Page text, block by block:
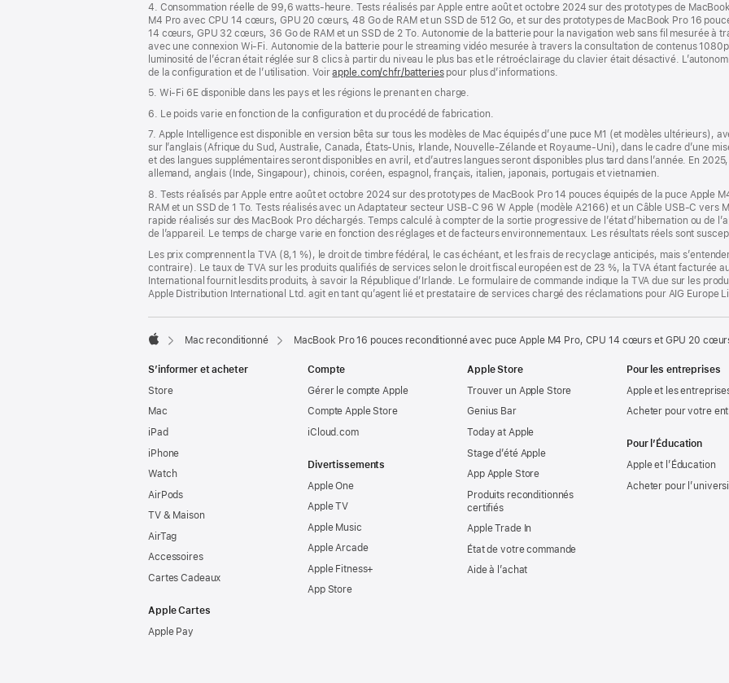
4. Consommation réelle de 99,6 watts‑heure. Tests réalisés par Apple entre août et octobre 2024 sur des prototypes de
M4 Pro avec CPU 14 cœurs, GPU 20 cœurs, 48 Go de RAM et un SSD de 512 Go, et sur des prototypes de MacBook Pro 16
14 cœurs, GPU 32 cœurs, 36 Go de RAM et un SSD de 2 To. Autonomie de la batterie pour la navigation web sans fil mesurée à
avec une connexion Wi-Fi. Autonomie de la batterie pour le streaming vidéo mesurée à travers la consultation de contenus
luminosité de l’écran était réglée sur 8 clics à partir du niveau le plus bas et le rétroéclairage du clavier était désactivé.
de la configuration et de l’utilisation. Voirapple.com/chfr/batteriespour plus d’informations.
5. Wi-Fi 6E disponible dans les pays et les régions le prenant en charge.
6. Le poids varie en fonction de la configuration et du procédé de fabrication.
7. Apple Intelligence est disponible en version bêta sur tous les modèles de Mac équipés d’une puce M1 (et modèles ultérieurs),
sur l’anglais (Afrique du Sud, Australie, Canada, États-Unis, Irlande, Nouvelle-Zélande et Royaume-Uni), dans le cadre d’une
et des langues supplémentaires seront disponibles en avril, et d’autres langues seront disponibles plus tard dans l’année. En
allemand, anglais (Inde, Singapour), chinois, coréen, espagnol, français, italien, japonais, portugais et vietnamien.
8. Tests réalisés par Apple entre août et octobre 2024 sur des prototypes de MacBook Pro 14 pouces équipés de la puce Apple
RAM et un SSD de 1 To. Tests réalisés avec un Adaptateur secteur USB-C 96 W Apple (modèle A2166) et un Câble USB-C vers
rapide réalisés sur des MacBook Pro déchargés. Temps calculé à compter de la sortie progressive de l’état d’hibernation ou de
de l’appareil. Le temps de charge varie en fonction des réglages et de facteurs environnementaux. Les résultats réels sont
Les prix comprennent la TVA (8,1 %), le droit de timbre fédéral, le cas échéant, et les frais de recyclage anticipés, mais
contraire). Le taux de TVA sur les produits qualifiés de services selon le droit fiscal européen est de 23 %, la TVA étant facturée
International fournit lesdits produits, à savoir la République d’Irlande. Le formulaire de commande indique la TVA due sur les
Apple Distribution International Ltd. agit en tant qu’agent lié et prestataire de services chargé des réclamations pour AIG Europe
Mac reconditionné MacBook Pro 16 pouces reconditionné avec puce Apple M4 Pro, CPU 14 cœurs et GPU 20
S’informer et acheter
Store
Mac
iPad
iPhone
Watch
AirPods
TV & Maison
AirTag
Accessoires
Cartes Cadeaux
Apple Cartes
Apple Pay
Compte
Gérer le compte Apple
Compte Apple Store
iCloud.com
Divertissements
Apple One
Apple TV
Apple Music
Apple Arcade
Apple Fitness+
App Store
Apple Store
Trouver un Apple Store
Genius Bar
Today at Apple
Stage d’été Apple
App Apple Store
Produits reconditionnés
certifiés
Apple Trade In
État de votre commande
Aide à l’achat
Pour les entreprises
Apple et les
Acheter pour votre
Pour l’Éducation
Apple et l’Éducation
Acheter pour